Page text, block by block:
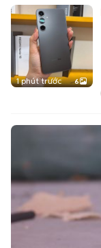
1 phút trước 6